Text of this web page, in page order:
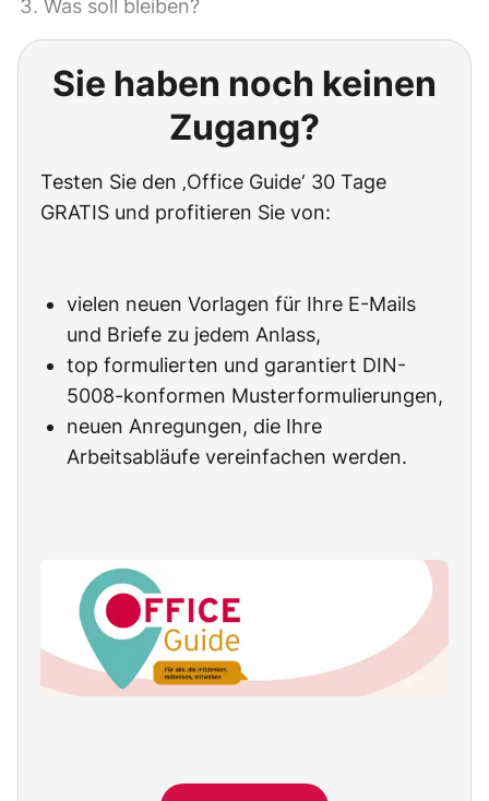
Was soll bleiben?
Sie haben noch keinen
Zugang?
Testen Sie den ‚Office Guide‘ 30 Tage
GRATIS und profitieren Sie von:
vielen neuen Vorlagen für Ihre E-Mails
und Briefe zu jedem Anlass,
top formulierten und garantiert DIN-
5008-konformen Musterformulierungen,
neuen Anregungen, die Ihre
Arbeitsabläufe vereinfachen werden.